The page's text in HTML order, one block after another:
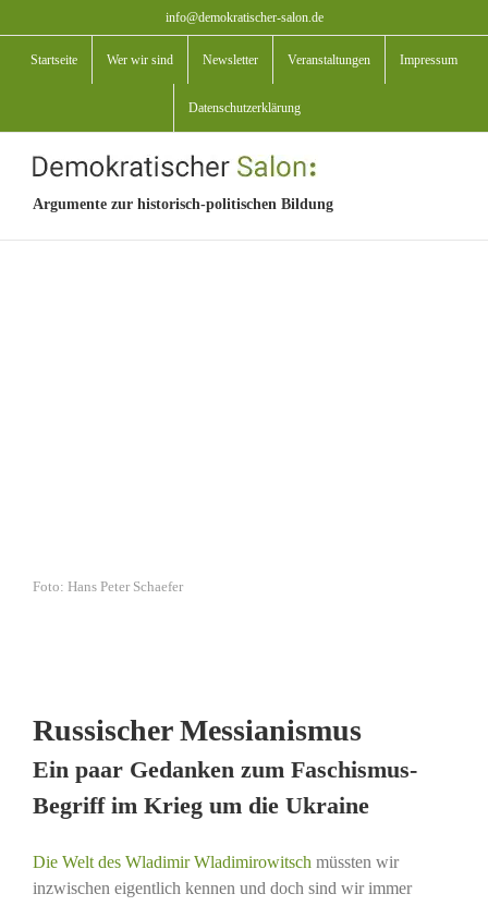
Inhalt
springen
info@demokratischer-salon.de
Startseite Wer wir sind Newsletter Veranstaltungen Impressum
Datenschutzerklärung
Argumente zur historisch-politischen Bildung
Foto: Hans Peter Schaefer
Russischer Messianismus
Ein paar Gedanken zum Faschismus-
Begriff im Krieg um die Ukraine
Die Welt des Wladimir Wladimirowitsch müssten wir
inzwischen eigentlich kennen und doch sind wir immer